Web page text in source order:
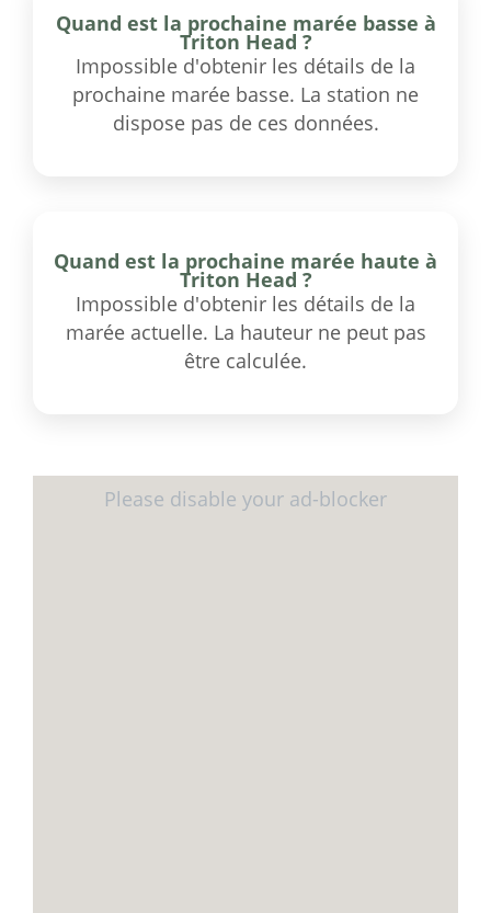
Quand est la prochaine marée basse à
Triton Head ?
Impossible d'obtenir les détails de la
prochaine marée basse. La station ne
dispose pas de ces données.
Quand est la prochaine marée haute à
Triton Head ?
Impossible d'obtenir les détails de la
marée actuelle. La hauteur ne peut pas
être calculée.